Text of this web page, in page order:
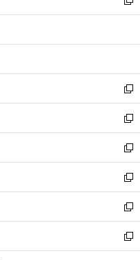
開
ウ
開
ン
ウ
開
く
ウ
ン
ウ
で
開
く
新
し
ウ
ン
ド
ウ
で
開
く
新
し
い
ウ
ィ
ン
ド
ウ
で
開
く
新
し
い
ウ
ィ
ン
ド
ウ
で
開
新
し
い
ウ
ィ
ン
ド
ウ
新
し
い
ウ
ィ
ン
新
し
い
ウ
新
し